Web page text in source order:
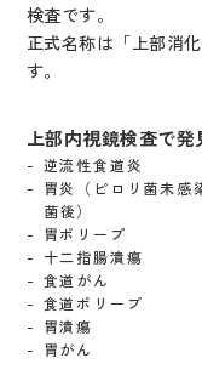
検査です。
正式名称は「上部消
す。
上部内視鏡検査で発
逆流性食道炎
胃炎（ピロリ菌未感
菌後）
胃ポリープ
十二指腸潰瘍
食道がん
食道ポリープ
胃潰瘍
胃がん